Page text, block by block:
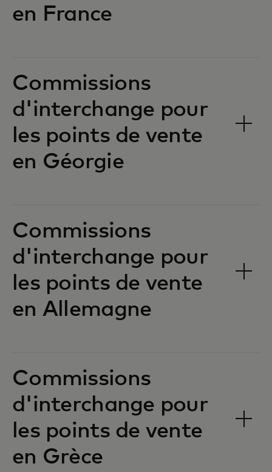
en France‎‎
Commissions
d'interchange pour
les points de vente
en Géorgie‎‎
Commissions
d'interchange pour
les points de vente
en Allemagne‎‎
Commissions
d'interchange pour
les points de vente
en Grèce‎‎